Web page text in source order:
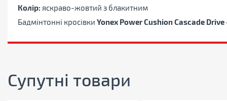
Колір: яскраво-жовтий з блакитним
Бадмінтонні кросівки Yonex PowerCushion Cascade Drive
Супутні товари